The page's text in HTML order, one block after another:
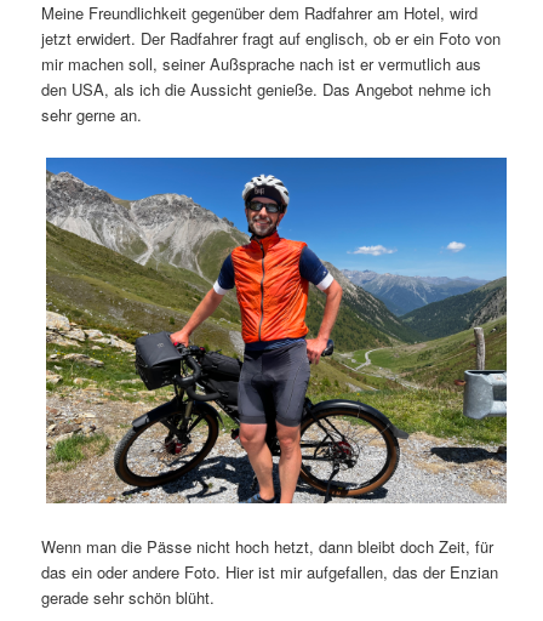
Meine Freundlichkeit gegenüber dem Radfahrer am Hotel, wird
jetzt erwidert. Der Radfahrer fragt auf englisch, ob er ein Foto von
mir machen soll, seiner Außsprache nach ist er vermutlich aus
den USA, als ich die Aussicht genieße. Das Angebot nehme ich
sehr gerne an.
Wenn man die Pässe nicht hoch hetzt, dann bleibt doch Zeit, für
das ein oder andere Foto. Hier ist mir aufgefallen, das der Enzian
gerade sehr schön blüht.